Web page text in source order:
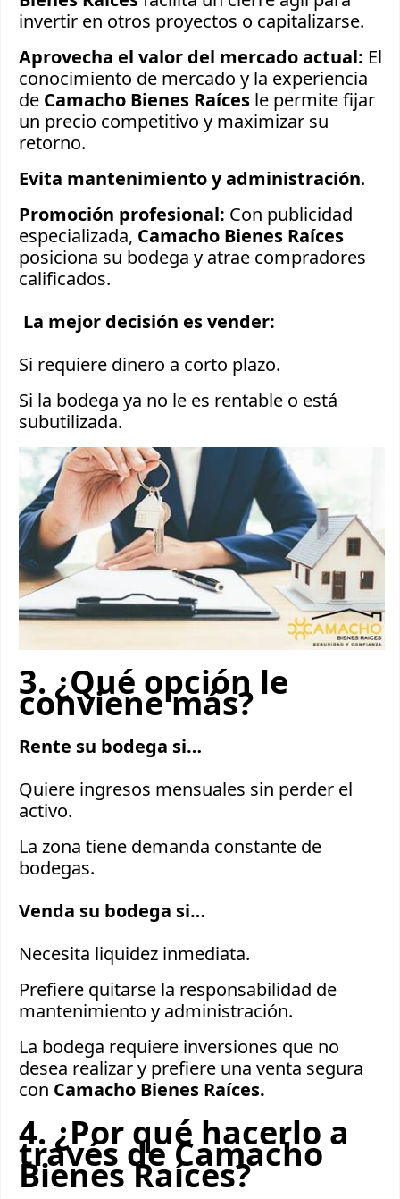
invertir en otros proyectos o capitalizarse.
Aprovecha el valor del mercado actual: El
conocimiento de mercado y la experiencia
de Camacho Bienes Raíces le permite fijar
un precio competitivo y maximizar su
retorno.
Evita mantenimiento y administración.
Promoción profesional: Con publicidad
especializada, Camacho Bienes Raíces
posiciona su bodega y atrae compradores
calificados.
La mejor decisión es vender:
Si requiere dinero a corto plazo.
Si la bodega ya no le es rentable o está
subutilizada.
3. ¿Qué opción le
conviene más?
Rente su bodega si…
Quiere ingresos mensuales sin perder el
activo.
La zona tiene demanda constante de
bodegas.
Venda su bodega si…
Necesita liquidez inmediata.
Prefiere quitarse la responsabilidad de
mantenimiento y administración.
La bodega requiere inversiones que no
desea realizar y prefiere una venta segura
con Camacho Bienes Raíces.
4. ¿Por qué hacerlo a
través de Camacho
Bienes Raíces?